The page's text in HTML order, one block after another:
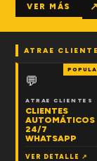
VER MÁS ↗
ATRAE
💬
ATRAE CLIENTES
CLIENTES
AUTOMÁTICOS
24/7
WHATSAPP
VER DETALLE ↗